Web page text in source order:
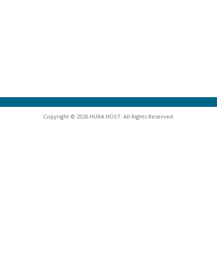
Copyright © 2026 HURA HOST. All Rights Reserved.